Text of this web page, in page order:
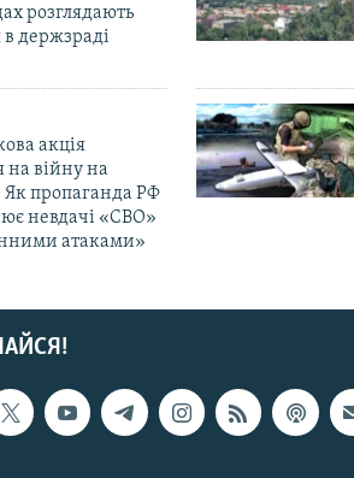
розглядають
держзраді
акція
на війну на
пропаганда РФ
невдачі «СВО»
атаками»